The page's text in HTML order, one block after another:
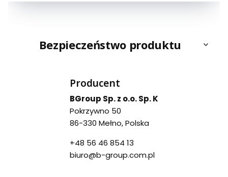
Bezpieczeństwo produktu
Producent
BGroup Sp. z o.o. Sp. K
Pokrzywno 50
86-330 Mełno, Polska
+48 56 46 854 13
biuro@b-group.com.pl